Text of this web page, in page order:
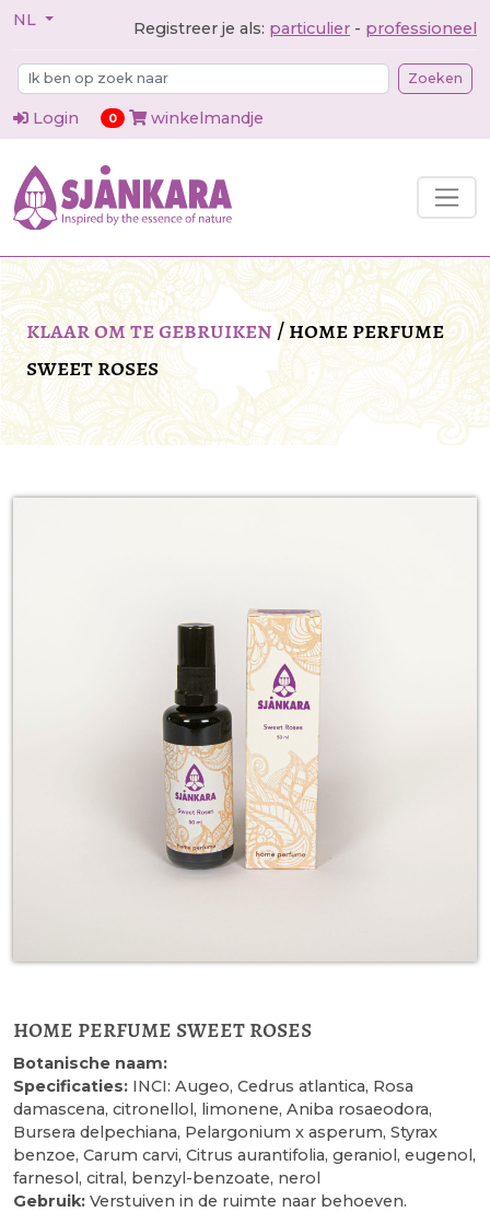
NL Registreer je als: particulier - professioneel
Zoeken
Login 0items in cart
winkelmandje
klaar om te gebruiken/home perfume
sweet roses
home perfume sweet roses
Botanische naam:
Specificaties: INCI: Augeo, Cedrus atlantica, Rosa
damascena, citronellol, limonene, Aniba rosaeodora,
Bursera delpechiana, Pelargonium x asperum, Styrax
benzoe, Carum carvi, Citrus aurantifolia, geraniol, eugenol,
farnesol, citral, benzyl-benzoate, nerol
Gebruik: Verstuiven in de ruimte naar behoeven.